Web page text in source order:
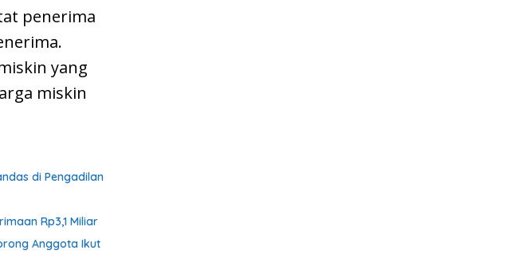
penerima
yang
miskin
di Pengadilan
Rp3,1 Miliar
Anggota Ikut